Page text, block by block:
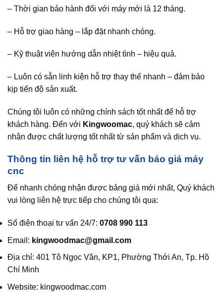
– Thời gian bảo hành đối với máy mới là 12 tháng.
– Hỗ trợ giao hàng – lắp đặt nhanh chóng.
– Kỹ thuật viên hướng dẫn nhiệt tình – hiệu quả.
– Luôn có sẵn linh kiện hỗ trợ thay thế nhanh – đảm bảo
kịp tiến độ sản xuất.
Chúng tôi luôn có những chính sách tốt nhất để hỗ trợ
khách hàng. Đến với Kingwoomac, quý khách sẽ cảm
nhận được chất lượng tốt nhất từ sản phẩm và dịch vụ.
Thông tin liên hệ hỗ trợ tư vấn báo giá máy
cnc
Để nhanh chóng nhận được bảng giá mới nhất, Quý khách
vui lòng liên hệ trực tiếp cho chúng tôi qua:
Số điện thoại tư vấn 24/7: 0708 990 113
Email: kingwoodmac@gmail.com
Địa chỉ: 401 Tô Ngọc Vân, KP1, Phường Thới An, Tp. Hồ
Chí Minh
Website: kingwoodmac.com